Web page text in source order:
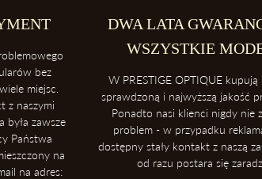
Zawsze ściągaj okulary dwoma
bez
miejsc.
z naszymi
była zawsze
Państwa
na
na adres:
DWA LATA
WSZYSTKIE
W PRESTIGE OPTIQUE kupują
sprawdzoną i najwyższą jakość
Ponadto nasi klienci nigdy nie
problem - w przypadku
dostępny stały kontakt z naszą
od razu postara się